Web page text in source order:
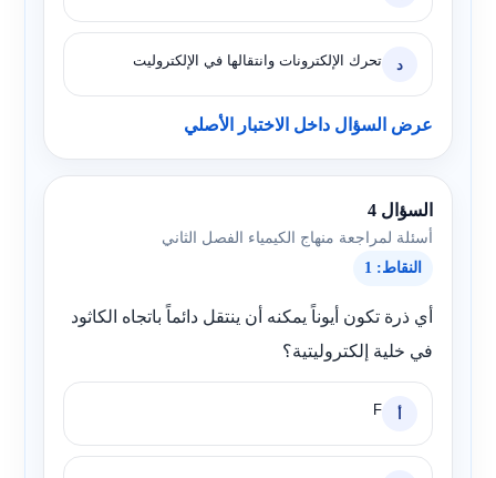
د تحرك الإلكترونات وانتقالها في الإلكتروليت
عرض السؤال داخل الاختبار الأصلي
السؤال 4
أسئلة لمراجعة منهاج الكيمياء الفصل الثاني
النقاط: 1
أي ذرة تكون أيوناً يمكنه أن ينتقل دائماً باتجاه الكاثود
في خلية إلكتروليتية؟
أ F